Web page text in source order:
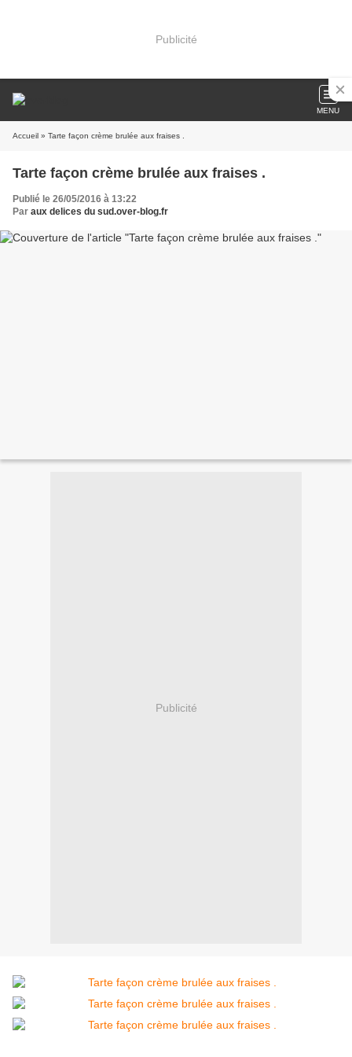
Publicité
MENU
Accueil » Tarte façon crème brulée aux fraises .
Tarte façon crème brulée aux fraises .
Publié le 26/05/2016 à 13:22
Par aux delices du sud.over-blog.fr
Publicité